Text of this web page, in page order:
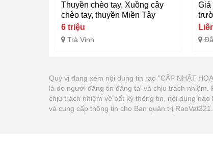
Thuyền chèo tay, Xuồng cây
chèo tay, thuyền Miền Tây
6 triệu
Trà Vinh
Giá
Quý vị đang xem nội dung tin rao "CẬP NHẬT
là do người đăng tin đăng tải và chịu trách
chịu trách nhiệm về bất kỳ thông tin, nội dung
và cung cấp thông tin cho Ban quản trị